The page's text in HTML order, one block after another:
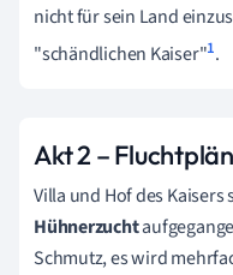
nicht für sein Land
"schändlichen Kaiser"1.
Akt 2 –
Villa und Hof des
Hühnerzucht
Schmutz, es wird